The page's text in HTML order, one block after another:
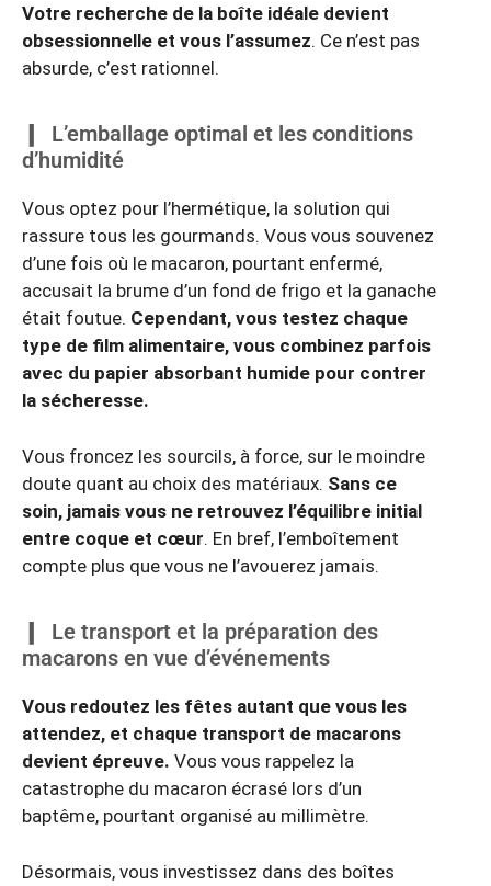
Votre recherche de la boîte idéale devient
obsessionnelle et vous l’assumez. Ce n’est pas
absurde, c’est rationnel.
L’emballage optimal et les conditions
d’humidité
Vous optez pour l’hermétique, la solution qui
rassure tous les gourmands. Vous vous souvenez
d’une fois où le macaron, pourtant enfermé,
accusait la brume d’un fond de frigo et la ganache
était foutue. Cependant, vous testez chaque
type de film alimentaire, vous combinez parfois
avec du papier absorbant humide pour contrer
la sécheresse.
Vous froncez les sourcils, à force, sur le moindre
doute quant au choix des matériaux. Sans ce
soin, jamais vous ne retrouvez l’équilibre initial
entre coque et cœur. En bref, l’emboîtement
compte plus que vous ne l’avouerez jamais.
Le transport et la préparation des
macarons en vue d’événements
Vous redoutez les fêtes autant que vous les
attendez, et chaque transport de macarons
devient épreuve. Vous vous rappelez la
catastrophe du macaron écrasé lors d’un
baptême, pourtant organisé au millimètre.
Désormais, vous investissez dans des boîtes